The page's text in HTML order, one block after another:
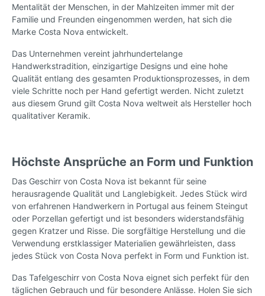
Mentalität der Menschen, in der Mahlzeiten immer mit der
Familie und Freunden eingenommen werden, hat sich die
Marke Costa Nova entwickelt.
Das Unternehmen vereint jahrhundertelange
Handwerkstradition, einzigartige Designs und eine hohe
Qualität entlang des gesamten Produktionsprozesses, in dem
viele Schritte noch per Hand gefertigt werden. Nicht zuletzt
aus diesem Grund gilt Costa Nova weltweit als Hersteller hoch
qualitativer Keramik.
Höchste Ansprüche an Form und Funktion
Das Geschirr von Costa Nova ist bekannt für seine
herausragende Qualität und Langlebigkeit. Jedes Stück wird
von erfahrenen Handwerkern in Portugal aus feinem Steingut
oder Porzellan gefertigt und ist besonders widerstandsfähig
gegen Kratzer und Risse. Die sorgfältige Herstellung und die
Verwendung erstklassiger Materialien gewährleisten, dass
jedes Stück von Costa Nova perfekt in Form und Funktion ist.
Das Tafelgeschirr von Costa Nova eignet sich perfekt für den
täglichen Gebrauch und für besondere Anlässe. Holen Sie sich